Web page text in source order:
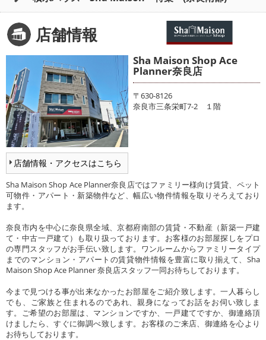
店舗情報
店舗情報・アクセスはこちら
Sha Maison Shop Ace
Planner奈良店
〒630-8126
奈良市三条栄町7-2 １階
Sha Maison Shop Ace Planner奈良店ではファミリー様向け賃貸、ペット
可物件・アパート・新築物件など、幅広い物件情報を取りそろえており
ます。
奈良市内を中心に奈良県全域、京都府南部の賃貸・不動産（新築一戸建
て・中古一戸建て）も取り扱っております。お客様のお部屋探しをプロ
の専門スタッフがお手伝い致します。ワンルームからファミリータイプ
までのマンション・アパートの賃貸物件情報を豊富に取り揃えて、Sha
Maison Shop Ace Planner 奈良店スタッフ一同お待ちしております。
今まで見つける事が出来なかったお部屋をご紹介致します。一人暮らし
でも、ご家族と住まれるのであれ、親身になってお話をお伺い致しま
す。ご希望のお部屋は、マンションですか、一戸建てですか、御連絡頂
けましたら、すぐに御調べ致します。お客様のご来店、御連絡を心より
お待ちしております。